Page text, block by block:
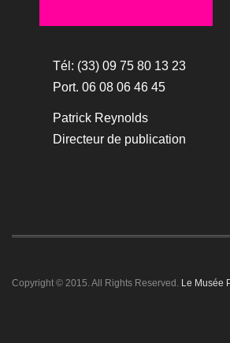
Tél: (33) 09 75 80 13 23
Port. 06 08 06 46 45
Patrick Reynolds
Directeur de publication
Copyright © 2015. All Rights Reserved. Le Musée